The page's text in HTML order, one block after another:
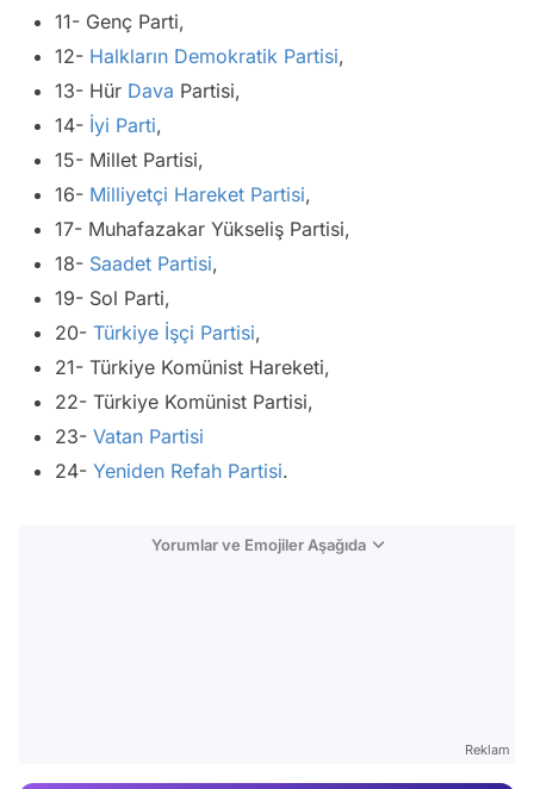
11- Genç Parti,
12- Halkların Demokratik Partisi,
13- Hür Dava Partisi,
14- İyi Parti,
15- Millet Partisi,
16- Milliyetçi Hareket Partisi,
17- Muhafazakar Yükseliş Partisi,
18- Saadet Partisi,
19- Sol Parti,
20- Türkiye İşçi Partisi,
21- Türkiye Komünist Hareketi,
22- Türkiye Komünist Partisi,
23- Vatan Partisi
24- Yeniden Refah Partisi.
Yorumlar ve Emojiler Aşağıda
Reklam